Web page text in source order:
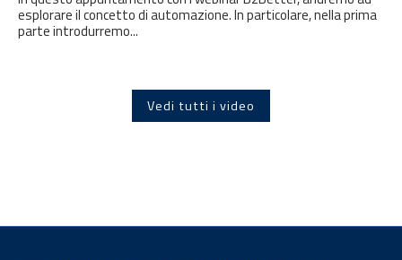
esplorare il concetto di automazione. In particolare, nella prima
parte introdurremo...
Vedi tutti i video